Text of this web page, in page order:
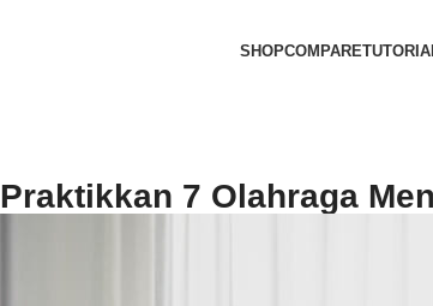
SHOPCOMPARE
Praktikkan 7 Olahraga